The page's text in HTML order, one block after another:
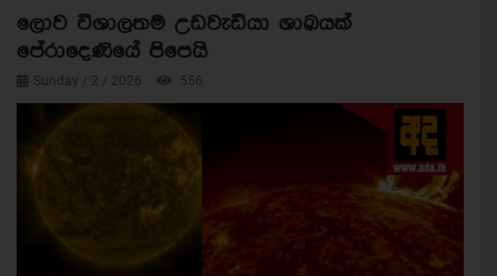
ලොව විශාලතම උඩවැඩියා ශාඛයක්
පේරාදෙණියේ පිපෙයි
Sunday / 2 / 2026 556